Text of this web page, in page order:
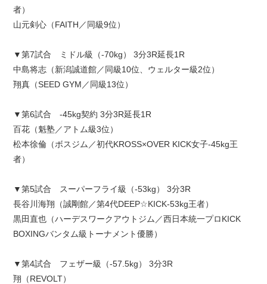
者）
山元剣心（FAITH／同級9位）
▼第7試合 ミドル級（-70kg） 3分3R延長1R
中島将志（新潟誠道館／同級10位、ウェルター級2位）
翔真（SEED GYM／同級13位）
▼第6試合 -45kg契約 3分3R延長1R
百花（魁塾／アトム級3位）
松本徐倫（ボスジム／初代KROSS×OVER KICK女子-45kg王
者）
▼第5試合 スーパーフライ級（-53kg） 3分3R
長谷川海翔（誠剛館／第4代DEEP☆KICK-53kg王者）
黒田直也（ハーデスワークアウトジム／西日本統一プロKICK
BOXINGバンタム級トーナメント優勝）
▼第4試合 フェザー級（-57.5kg） 3分3R
翔（REVOLT）